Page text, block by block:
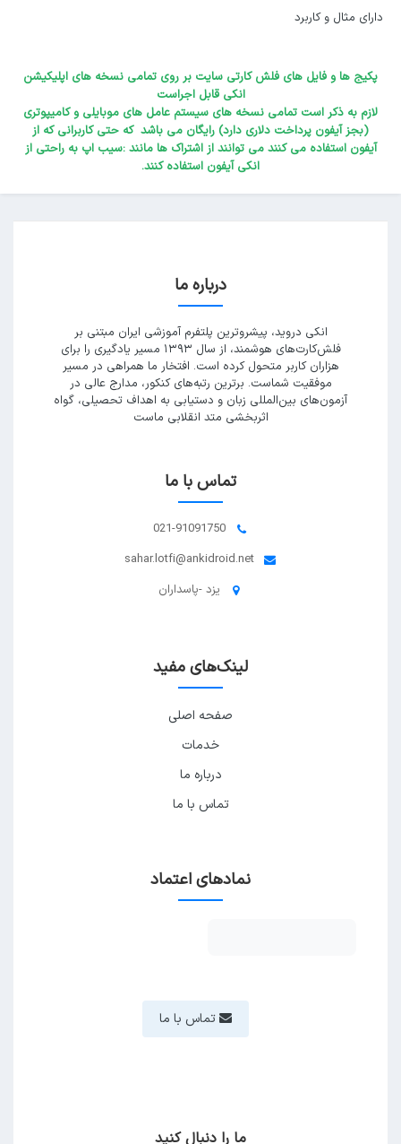
دارای مثال و کاربرد
پکیج ها و فایل های فلش کارتی سایت بر روی تمامی نسخه های اپلیکیشن
انکی قابل اجراست
لازم به ذکر است تمامی نسخه های سیستم عامل های موبایلی و کامیپوتری
(بجز آیفون پرداخت دلاری دارد) رایگان می باشد که حتی کاربرانی که از
آیفون استفاده می کنند می توانند از اشتراک ها مانند :سیب اپ به راحتی از
انکی آیفون استفاده کنند.
درباره ما
انکی دروید، پیشروترین پلتفرم آموزشی ایران مبتنی بر
فلش‌کارت‌های هوشمند، از سال ۱۳۹۳ مسیر یادگیری را برای
هزاران کاربر متحول کرده است. افتخار ما همراهی در مسیر
موفقیت شماست. برترین رتبه‌های کنکور، مدارج عالی در
آزمون‌های بین‌المللی زبان و دستیابی به اهداف تحصیلی، گواه
اثربخشی متد انقلابی ماست
تماس با ما
021-91091750
sahar.lotfi@ankidroid.net
یزد -پاسداران
لینک‌های مفید
صفحه اصلی
خدمات
درباره ما
تماس با ما
نمادهای اعتماد
تماس با ما
ما را دنبال کنید